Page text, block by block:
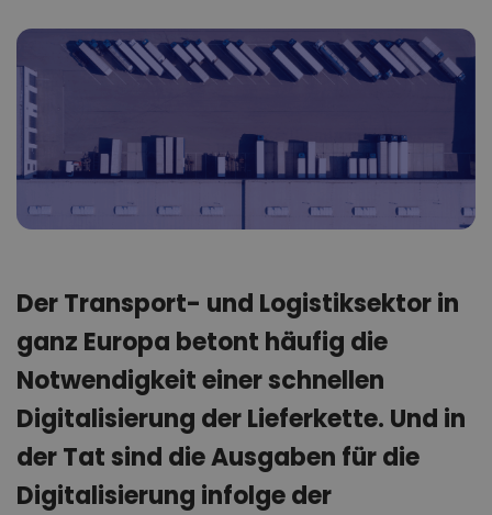
Der Transport- und Logistiksektor in
ganz Europa betont häufig die
Notwendigkeit einer schnellen
Digitalisierung der Lieferkette. Und in
der Tat sind die Ausgaben für die
Digitalisierung infolge der